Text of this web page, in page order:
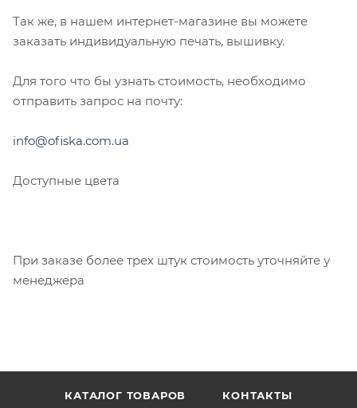
Так же, в нашем интернет-магазине вы можете
заказать индивидуальную печать, вышивку.
Для того что бы узнать стоимость, необходимо
отправить запрос на почту:
info@ofiska.com.ua
Доступные цвета
При заказе более трех штук стоимость уточняйте у
менеджера
КАТАЛОГ ТОВАРОВ КОНТАКТЫ